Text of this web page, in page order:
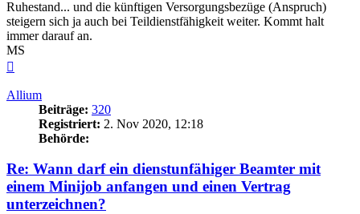
Ruhestand... und die künftigen Versorgungsbezüge (Anspruch)
steigern sich ja auch bei Teildienstfähigkeit weiter. Kommt halt
immer darauf an.
MS
Allium
Beiträge: 320
Registriert: 2. Nov 2020, 12:18
Behörde:
Re: Wann darf ein dienstunfähiger Beamter mit
einem Minijob anfangen und einen Vertrag
unterzeichnen?